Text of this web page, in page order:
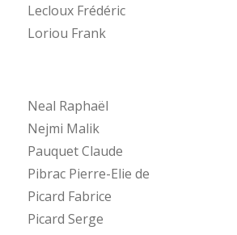
Lecloux Frédéric
Loriou Frank
Neal Raphaël
Nejmi Malik
Pauquet Claude
Pibrac Pierre-Elie de
Picard Fabrice
Picard Serge